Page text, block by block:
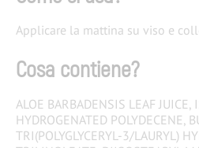
Applicare la mattina su viso e
Cosa contiene?
ALOE BARBADENSIS LEAF JUICE,
HYDROGENATED POLYDECENE,
TRI(POLYGLYCERYL-3/LAURYL)